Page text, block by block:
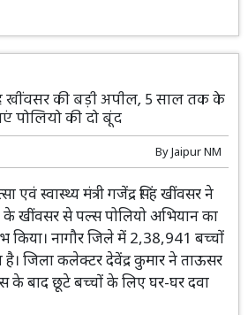
खींवसर की बड़ी अपील, 5 साल तक के
पोलियो की दो बूंद
ByJaipur NM
एवं स्वास्थ्य मंत्री गजेंद्र सिंह खींवसर ने
के खींवसर से पल्स पोलियो अभियान का
किया। नागौर जिले में 2,38,941 बच्चों
है। जिला कलेक्टर देवेंद्र कुमार ने ताऊसर
बाद छूटे बच्चों के लिए घर-घर दवा